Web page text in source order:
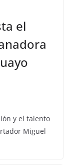
el
y el talento
Miguel